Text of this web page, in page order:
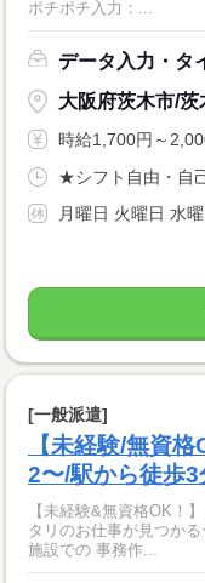
ポチポチ入力：...
データ入力・タ
大阪府茨木市/茨
時給1,700円～
★シフト自由・自
月曜日 火曜日 水
[一般派遣]
【未経験/無資
2〜/駅から徒歩3
【未経験&無資格OK！
タリのお仕事が見つかる★ ◇お仕事内容◇ 病院やクリニック
施設での 事務作...